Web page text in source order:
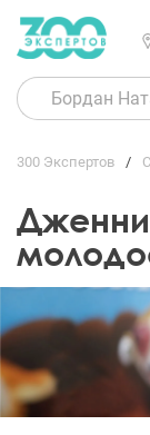
300 Экспертов